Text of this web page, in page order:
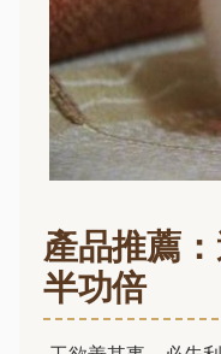
產品推薦
半功倍